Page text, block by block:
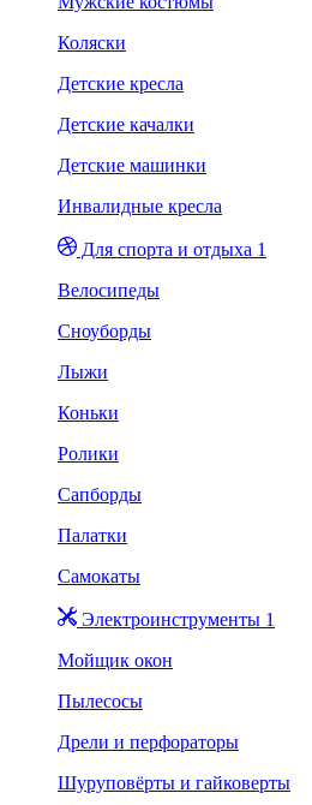
Коляски
Детские кресла
Детские качалки
Детские машинки
Инвалидные кресла
Для спорта и отдыха 1
Велосипеды
Сноуборды
Лыжи
Коньки
Ролики
Сапборды
Палатки
Самокаты
Электроинструменты 1
Мойщик окон
Пылесосы
Дрели и перфораторы
Шуруповёрты и гайковерты